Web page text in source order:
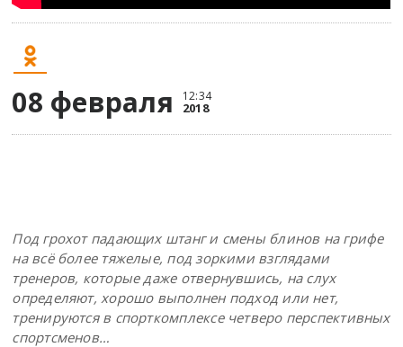
08 февраля 12:34
2018
Под грохот падающих штанг и смены блинов на грифе
на всё более тяжелые, под зоркими взглядами
тренеров, которые даже отвернувшись, на слух
определяют, хорошо выполнен подход или нет,
тренируются в спорткомплексе четверо перспективных
спортсменов…